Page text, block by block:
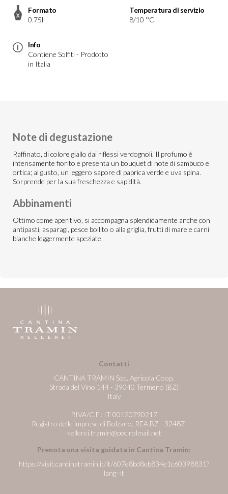
Formato
0.75l
Temperatura di servizio
8/10 °C
Info
Contiene Solfiti - Prodotto
in Italia
Note di degustazione
Raffinato, di colore giallo dai riflessi verdognoli. Il profumo è
intensamente fiorito e presenta un bouquet di note di sambuco e
ortica; al gusto, un leggero sapore di paprica verde e uva spina.
Sorprende per la sua freschezza e sapidità.
Abbinamenti
Ottimo come aperitivo, si accompagna splendidamente anche con
antipasti, asparagi, pesce bollito o alla griglia, frutti di mare e carni
bianche leggermente speziate.
Contatti
CANTINA TRAMIN Soc. Agricola Coop.
Strada del Vino 144 - 39040 Termeno (BZ)
Italy
P.IVA/C.F.: IT 00120790217
Registro delle imprese di Bolzano, REA:BZ - 32487
kellerei.tramin@pec.rolmail.net
Prenota una visita guidata in Cantina Tramin:
https://visit.cantinatramin.it/it/607e8bd8eb834e1c60398831?
lang=it